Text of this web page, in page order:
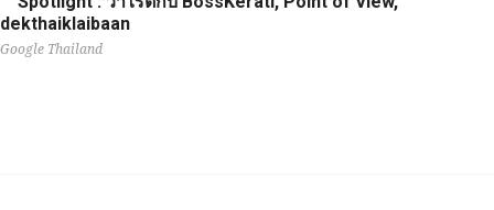
dekthaiklaibaan
Google Thailand